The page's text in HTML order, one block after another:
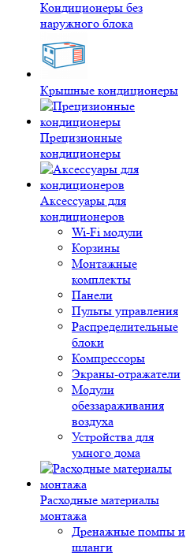
Кондиционеры без
наружного блока
Крышные кондиционеры
Прецизионные
кондиционеры
Аксессуары для
кондиционеров
Wi-Fi модули
Корзины
Монтажные
комплекты
Панели
Пульты управления
Распределительные
блоки
Компрессоры
Экраны-отражатели
Модули
обеззараживания
воздуха
Устройства для
умного дома
Расходные материалы
монтажа
Дренажные помпы и
шланги